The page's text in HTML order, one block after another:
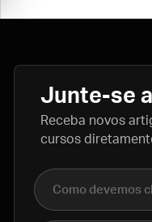
Junte-se
Receba novos
cursos
Nome completo